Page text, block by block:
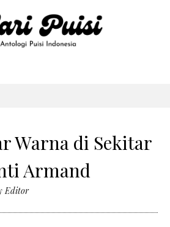
Warna di Sekitar
Armand
Editor